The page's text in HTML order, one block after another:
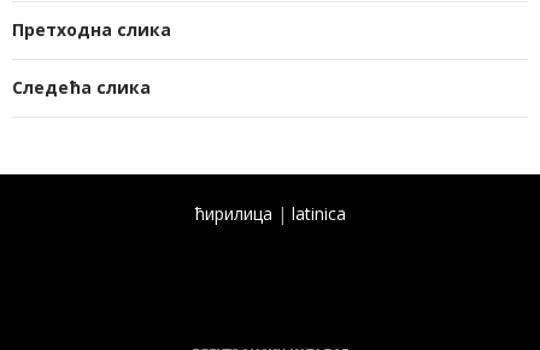
Претходна слика
Следећа слика
ћирилица | latinica